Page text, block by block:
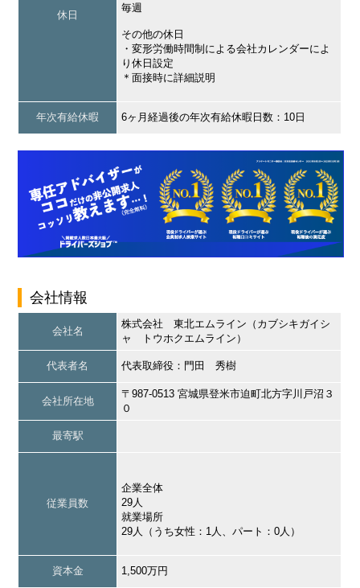
休日
毎週
その他の休日
・変形労働時間制による会社カレンダーによ
り休日設定
＊面接時に詳細説明
年次有給休暇 6ヶ月経過後の年次有給休暇日数：10日
会社情報
会社名
株式会社 東北エムライン（カブシキガイシ
ャ トウホクエムライン）
代表者名 代表取締役：門田 秀樹
会社所在地
〒987-0513 宮城県登米市迫町北方字川戸沼３
０
最寄駅
従業員数
企業全体
29人
就業場所
29人（うち女性：1人、パート：0人）
資本金 1,500万円